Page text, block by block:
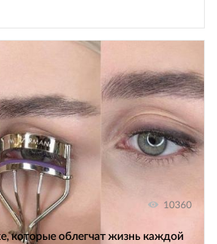
10360
которые облегчат жизнь каждой